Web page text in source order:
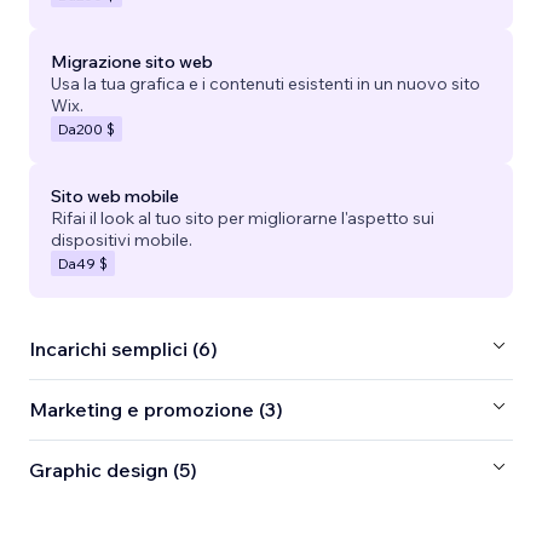
Migrazione sito web
Usa la tua grafica e i contenuti esistenti in un nuovo sito
Wix.
Da200 $
Sito web mobile
Rifai il look al tuo sito per migliorarne l'aspetto sui
dispositivi mobile.
Da49 $
Incarichi semplici (6)
Marketing e promozione (3)
Graphic design (5)